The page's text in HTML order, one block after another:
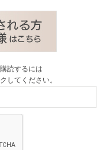
読するには
してください。